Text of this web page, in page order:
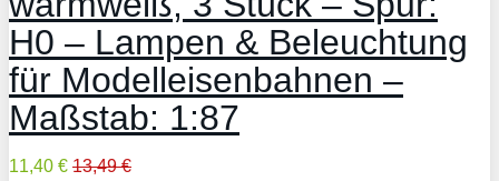
H0 – Lampen & Beleuchtung
für Modelleisenbahnen –
Maßstab: 1:87
11,40 € 13,49 €